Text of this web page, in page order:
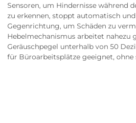
Sensoren, um Hindernisse während
zu erkennen, stoppt automatisch
Gegenrichtung, um Schäden zu
Hebelmechanismus arbeitet nahezu
Geräuschpegel unterhalb von 50
für Büroarbeitsplätze geeignet, ohne